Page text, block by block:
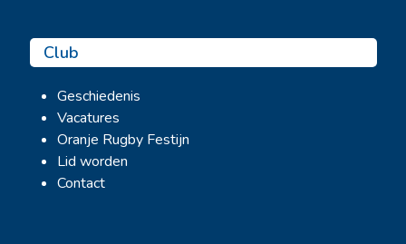
Club
Geschiedenis
Vacatures
Oranje Rugby Festijn
Lid worden
Contact